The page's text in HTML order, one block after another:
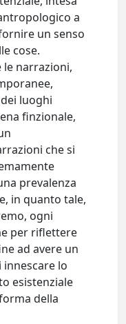
a
un senso
cose.
le narrazioni,
luoghi
finzionale,
che si
prevalenza
in quanto tale,
ogni
per riflettere
ad avere un
innescare lo
esistenziale
della